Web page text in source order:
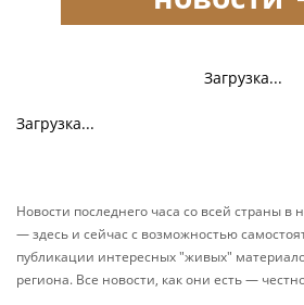
Загрузка...
Загрузка...
Новости последнего часа со всей страны
— здесь и сейчас с возможностью
публикации интересных "живых"
региона. Все новости, как они есть —